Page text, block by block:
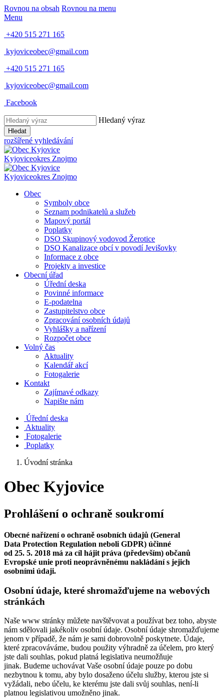
Rovnou na obsah Rovnou na menu
Menu
+420 515 271 165
kyjoviceobec@gmail.com
+420 515 271 165
kyjoviceobec@gmail.com
Facebook
Hledaný výraz
Hledat
rozšířené vyhledávání
Kyjoviceokres Znojmo
Kyjoviceokres Znojmo
Obec
Symboly obce
Seznam podnikatelů a služeb
Mapový portál
Poplatky
DSO Skupinový vodovod Žerotice
DSO Kanalizace obcí v povodí Jevišovky
Informace z obce
Projekty a investice
Obecní úřad
Úřední deska
Povinné informace
E-podatelna
Zastupitelstvo obce
Zpracování osobních údajů
Vyhlášky a nařízení
Rozpočet obce
Volný čas
Aktuality
Kalendář akcí
Fotogalerie
Kontakt
Zajímavé odkazy
Napište nám
Úřední deska
Aktuality
Fotogalerie
Poplatky
Úvodní stránka
Obec Kyjovice
Prohlášení o ochraně soukromí
Obecné nařízení o ochraně osobních údajů (General
Data Protection Regulation neboli GDPR) účinné
od 25. 5. 2018 má za cíl hájit práva (především) občanů
Evropské unie proti neoprávněnému nakládání s jejich
osobními údaji.
Osobní údaje, které shromažďujeme na webových
stránkách
Naše www stránky můžete navštěvovat a používat bez toho, abyste
nám sdělovali jakékoliv osobní údaje. Osobní údaje shromažďujeme
jenom v případě, že nám je sami dobrovolně poskytnete. Údaje,
které zpracováváme, budou použity výhradně za účelem, pro který
jste dali souhlas, pokud platná legislativa neumožňuje
jinak. Budeme uchovávat Vaše osobní údaje pouze po dobu
nezbytnou k tomu, aby bylo dosaženo účelu služby, kterou jste si
vyžádali, nebo účelu, ke kterému jste dali svůj souhlas, není-li
platnou legislativou umožněno jinak.